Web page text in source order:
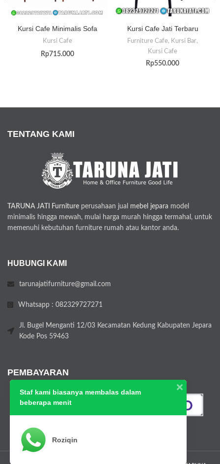
Kursi Cafe Minimalis Sofa
Kursi Cafe
Rp715.000
Kursi Cafe Jati Terbaru
Furniture Cafe, Kursi Bar,
Kursi Cafe
Rp550.000
TENTANG KAMI
TARUNA JATI Furniture perusahaan jual mebel jepara model
minimalis hingga mewah, mulai harga murah hingga termahal, untuk
memenuhi kebutuhan furniture rumah atau kantor anda.
HUBUNGI KAMI
tarunajatifurniture@gmail.com
Whatsapp : 082329727271
Jl. Bugel Menganti 12/03 Kecamatan Kedung Kabupaten Jepara
Kode Pos 59463
PEMBAYARAN
Staf kami biasanya membalas dalam
beberapa menit
Roziqin